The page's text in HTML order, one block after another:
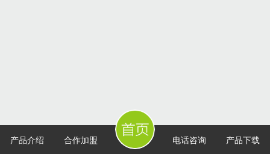
产品介绍 合作加盟 电话咨询 产品下载